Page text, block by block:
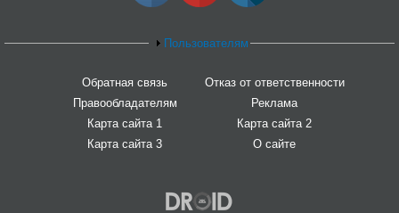
Пользователям
Обратная связь
Отказ от ответственности
Правообладателям
Реклама
Карта сайта 1
Карта сайта 2
Карта сайта 3
О сайте